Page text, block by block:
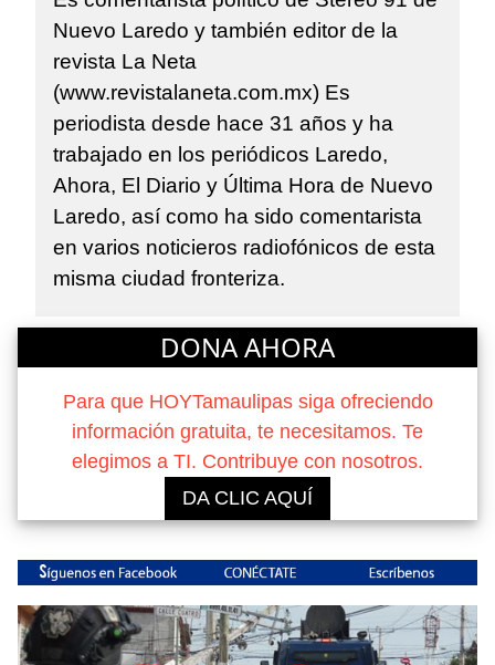
Nuevo Laredo y también editor de la
revista La Neta
(www.revistalaneta.com.mx) Es
periodista desde hace 31 años y ha
trabajado en los periódicos Laredo,
Ahora, El Diario y Última Hora de Nuevo
Laredo, así como ha sido comentarista
en varios noticieros radiofónicos de esta
misma ciudad fronteriza.
DONA AHORA
Para que HOYTamaulipas siga ofreciendo
información gratuita, te necesitamos. Te
elegimos a TI. Contribuye con nosotros.
DA CLIC AQUÍ